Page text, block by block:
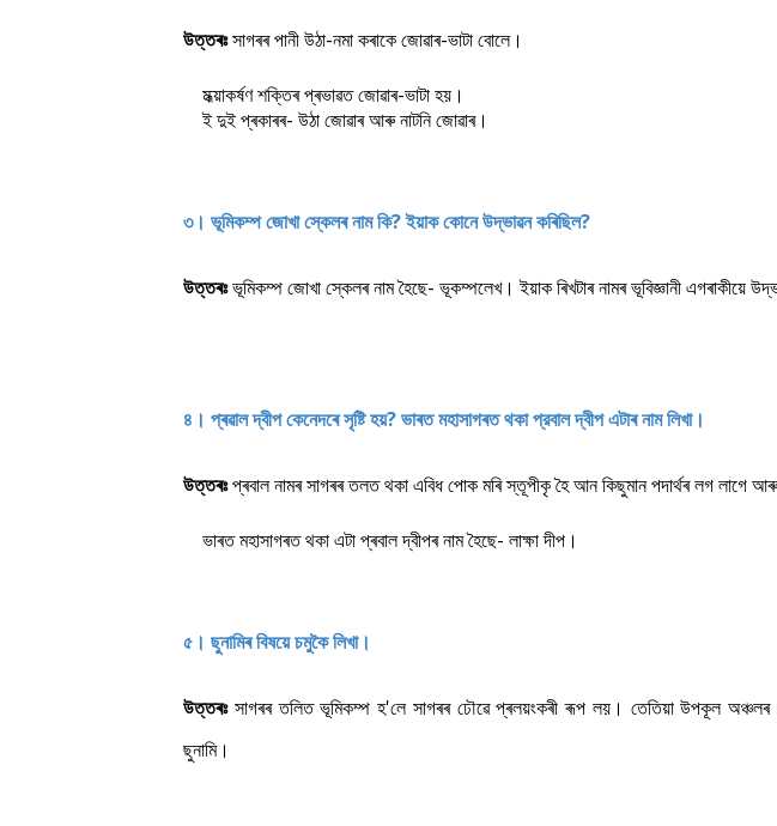
উত্তৰঃসাগৰৰ পানী উঠা-নমা কৰাকে জোৱাৰ-ভাটা বোলে।
মধ্য়াকৰ্ষণ শক্তিৰ প্ৰভাৱত জোৱাৰ-ভাটা হয়।
ই দুই প্ৰকাৰৰ- উঠা জোৱাৰ আৰু নাটনি জোৱাৰ।
৩। ভূমিকম্প জোখা স্কেলৰ নাম কি? ইয়াক কোনে উদ্ভাৱন কৰিছিল?
উত্তৰঃভূমিকম্প জোখা স্কেলৰ নাম হৈছে- ভূকম্পলেখ। ইয়াক ৰিখটাৰ নামৰ ভূবিজ্ঞানী এগৰাকীয়ে
৪। প্ৰৱাল দ্বীপ কেনেদৰে সৃষ্টি হয়? ভাৰত মহাসাগৰত থকা প্রবাল দ্বীপ এটাৰ নাম লিখা।
উত্তৰঃপ্ৰবাল নামৰ সাগৰৰ তলত থকা এবিধ পোক মৰি স্তূপীকৃ হৈ আন কিছুমান পদাৰ্থৰ লগ লাগে আৰু
ভাৰত মহাসাগৰত থকা এটা প্ৰবাল দ্বীপৰ নাম হৈছে- লাক্ষা দীপ।
৫। ছুনামিৰ বিষয়ে চমুকৈ লিখা।
উত্তৰঃ সাগৰৰ তলিত ভূমিকম্প হ'লে সাগৰৰ ঢৌৱে প্ৰলয়ংকৰী ৰূপ লয়। তেতিয়া উপকূল অঞ্চলৰ
ছুনামি।